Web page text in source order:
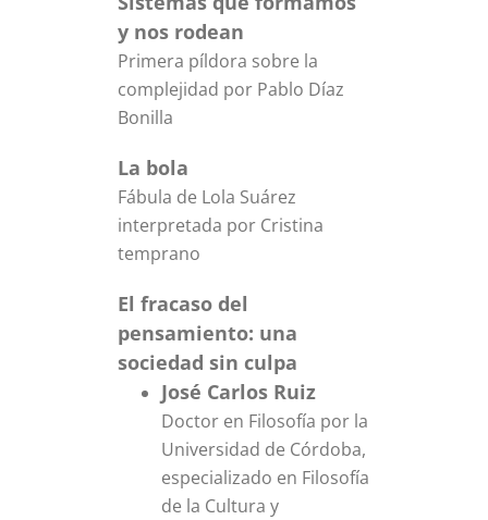
y nos rodean
Primera píldora sobre la
complejidad por Pablo Díaz
Bonilla
La bola
Fábula de Lola Suárez
interpretada por Cristina
temprano
El fracaso del
pensamiento: una
sociedad sin culpa
José Carlos Ruiz
Doctor en Filosofía por la
Universidad de Córdoba,
especializado en Filosofía
de la Cultura y